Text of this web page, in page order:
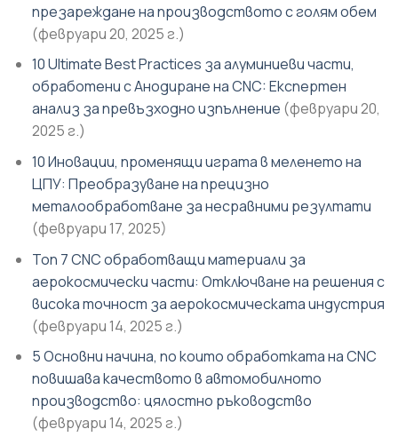
презареждане на производството с голям обем
(февруари 20, 2025 г.)
10 Ultimate Best Practices за алуминиеви части,
обработени с Анодиране на CNC: Експертен
анализ за превъзходно изпълнение (февруари 20,
2025 г.)
10 Иновации, променящи играта в меленето на
ЦПУ: Преобразуване на прецизно
металообработване за несравними резултати
(февруари 17, 2025)
Топ 7 CNC обработващи материали за
аерокосмически части: Отключване на решения с
висока точност за аерокосмическата индустрия
(февруари 14, 2025 г.)
5 Основни начина, по които обработката на CNC
повишава качеството в автомобилното
производство: цялостно ръководство
(февруари 14, 2025 г.)